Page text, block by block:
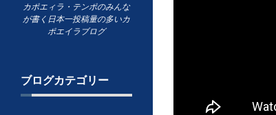
カポエィラ・テンポのみんな
が書く日本一投稿量の多いカ
ポエイラブログ
ブログカテゴリー